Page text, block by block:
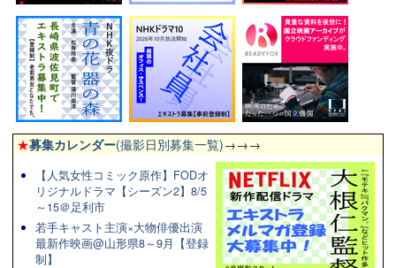
★募集カレンダー(撮影日別募集一覧)→→→
【人気女性コミック原作】FODオ
リジナルドラマ【シーズン2】8/5
～15＠足利市
若手キャスト主演×大物俳優出演
最新作映画@山形県8～9月【登録
制】